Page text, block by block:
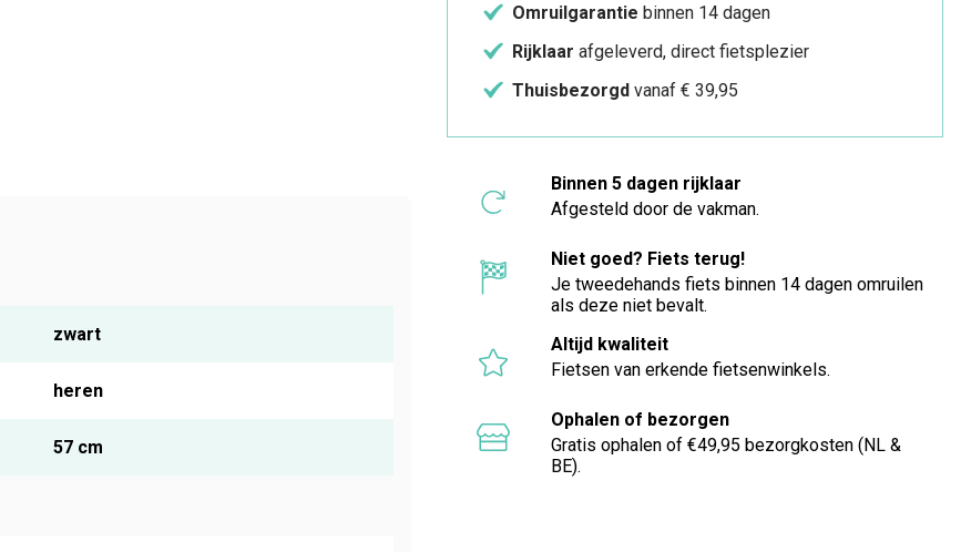
zwart
heren
57 cm
Omruilgarantie binnen 14 dagen
Rijklaar afgeleverd, direct fietsplezier
Thuisbezorgd vanaf € 39,95
Binnen 5 dagen rijklaar
Afgesteld door de vakman.
Niet goed? Fiets terug!
Je tweedehands fiets binnen 14 dagen omruilen
als deze niet bevalt.
Altijd kwaliteit
Fietsen van erkende fietsenwinkels.
Ophalen of bezorgen
Gratis ophalen of €49,95 bezorgkosten (NL &
BE).